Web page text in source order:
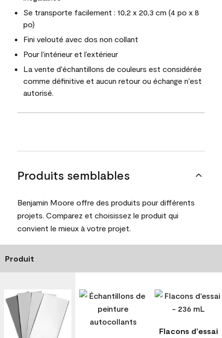
Se transporte facilement : 10,2 x 20,3 cm (4 po x 8
po)
Fini velouté avec dos non collant
Pour l’intérieur et l’extérieur
La vente d'échantillons de couleurs est considérée
comme définitive et aucun retour ou échange n'est
autorisé.
Produits semblables
Benjamin Moore offre des produits pour différents
projets. Comparez et choisissez le produit qui
convient le mieux à votre projet.
Produit
Flacons d'essai